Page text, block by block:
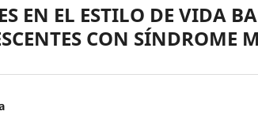
EN EL ESTILO DE VIDA
CON SÍNDROME